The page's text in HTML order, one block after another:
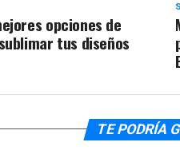
opciones de
tus diseños
TE PODRÍA